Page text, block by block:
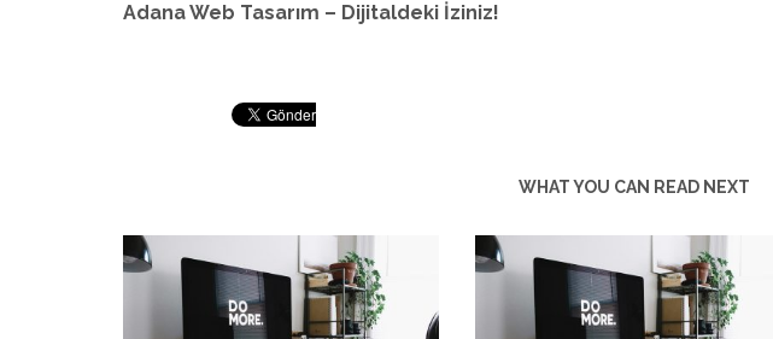
Adana Web Tasarım – Dijitaldeki İziniz!
WHAT YOU CAN READ NEXT